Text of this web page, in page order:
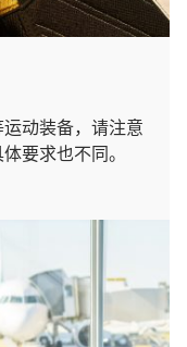
动装备，请注意
要求也不同。